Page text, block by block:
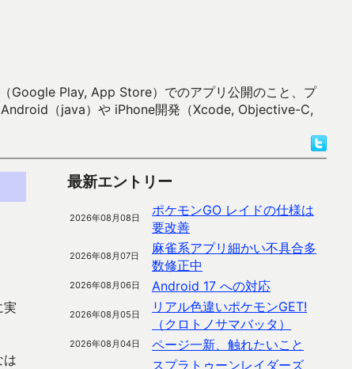
Google Play, App Store）でのアプリ公開のこと、プ
Android（java）や iPhone開発（Xcode, Objective-C,
実
は
最新エントリー
2026年08月08日
ポケモンGO レイドの仕様は
要改善
2026年08月07日
麻雀系アプリ細かい不具合多
数修正中
2026年08月06日 Android 17 への対応
2026年08月05日
リアル色違いポケモンGET!
（クロトノサマバッタ）
2026年08月04日 ページ一新、触れたいこと
スプラトゥーンレイダーズ